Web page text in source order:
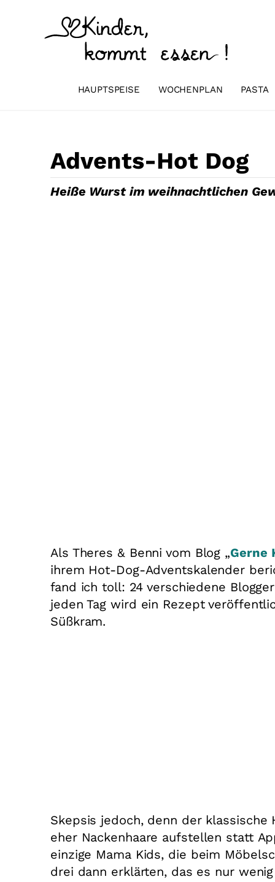
HAUPTSPEISE WOCHENPLAN PASTA
Advents-Hot Dog
Heiße Wurst im weihnachtlichen
Als Theres & Benni vom Blog „Gerne
ihrem Hot-Dog-Adventskalender
fand ich toll: 24 verschiedene
jeden Tag wird ein Rezept
Süßkram.
Skepsis jedoch, denn der
eher Nackenhaare aufstellen statt
einzige Mama Kids, die beim
drei dann erklärten, das es nur